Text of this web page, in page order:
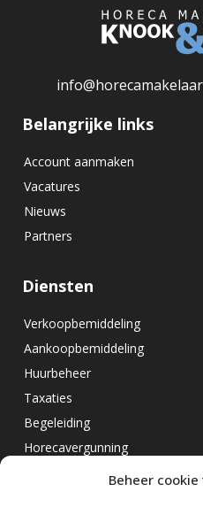
Beheer
Belangrijke links
Account aanmaken
Vacatures
Nieuws
Partners
Diensten
Verkoopbemiddeling
Aankoopbemiddeling
Huurbeheer
Taxaties
Begeleiding
Horecavergunning